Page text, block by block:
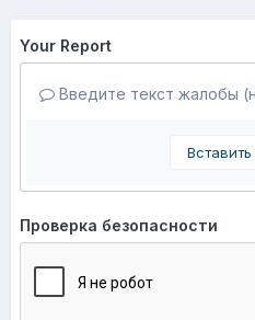
Your Report
Введите текст жалобы
Проверка безопасности